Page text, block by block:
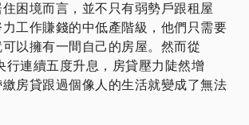
困境而言，並不只有弱勢戶跟租屋
工作賺錢的中低產階級，他們只需要
以擁有一間自己的房屋。然而從
行連續五度升息，房貸壓力陡然增
房貸跟過個像人的生活就變成了無法